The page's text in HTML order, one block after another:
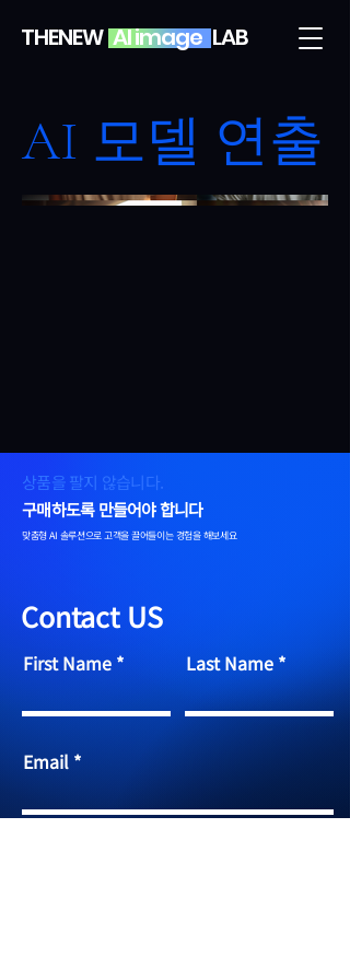
THENEW AI image LAB
AI 모델 연출
상품을 팔지 않습니다.
구매하도록 만들어야 합니다
맞춤형 AI 솔루션으로 고객을 끌어들이는 경험을 해보세요
Contact US
First Name Last Name
Email